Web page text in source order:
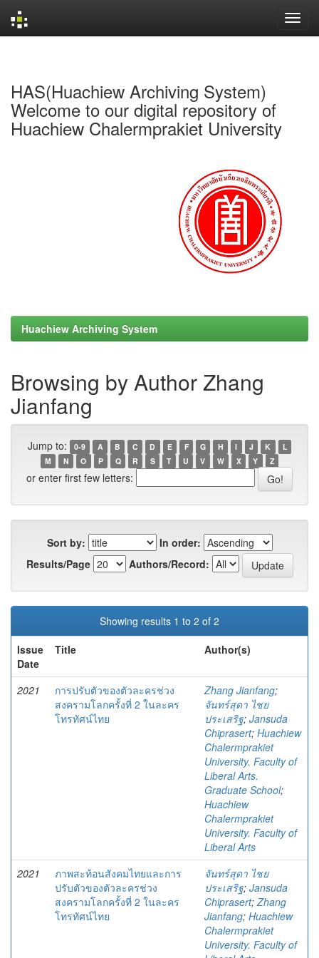
HAS(Huachiew Archiving System)
Welcome to our digital repository of
Huachiew Chalermprakiet University
Huachiew Archiving System
Browsing by Author Zhang
Jianfang
Jump to: 0-9 A B C D E F G H I J K
L
M
N O P Q R S T U V W X Y Z
or enter first few letters:
Sort by:
In order:
Results/Page
Authors/Record:
Showing results 1 to 2 of 2
Issue
Date
Title Author(s)
2021
การปรับตัวของตัวละครช่วง
สงครามโลกครั้งที่ 2 ในละคร
โทรทัศน์ไทย
Zhang Jianfang;
จันทร์สุดา ไชย
ประเสริฐ; Jansuda
Chiprasert; Huachiew
Chalermprakiet
University. Faculty of
Liberal Arts.
Graduate School;
Huachiew
Chalermprakiet
University. Faculty of
Liberal Arts
2021
ภาพสะท้อนสังคมไทยและการ
ปรับตัวของตัวละครช่วง
สงครามโลกครั้งที่ 2 ในละคร
โทรทัศน์ไทย
จันทร์สุดา ไชย
ประเสริฐ; Jansuda
Chiprasert;Zhang
Jianfang; Huachiew
Chalermprakiet
University. Faculty of